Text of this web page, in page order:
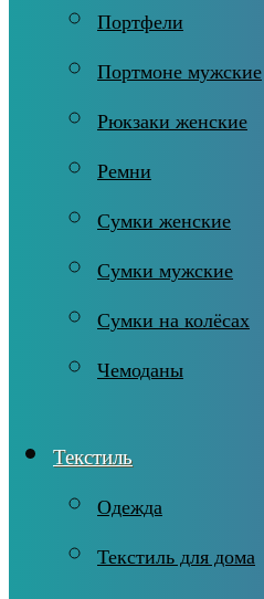
Портфели
Портмоне мужские
Рюкзаки женские
Ремни
Сумки женские
Сумки мужские
Сумки на колёсах
Чемоданы
Текстиль
Одежда
Текстиль для дома